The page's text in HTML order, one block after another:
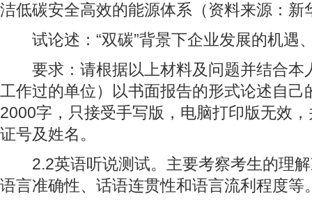
洁低碳安全高效的能源体系（资料来源：新
试论述：“双碳”背景下企业发展的机遇
要求：请根据以上材料及问题并结合本
工作过的单位）以书面报告的形式论述自己
2000字，只接受手写版，电脑打印版无效
证号及姓名。
2.2英语听说测试。主要考察考生的理解
语言准确性、话语连贯性和语言流利程度等